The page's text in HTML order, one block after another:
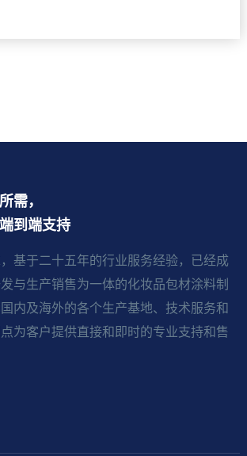
需，
到端支持
基于二十五年的行业服务经验，已经成
与生产销售为一体的化妆品包材涂料制
内及海外的各个生产基地、技术服务和
为客户提供直接和即时的专业支持和售